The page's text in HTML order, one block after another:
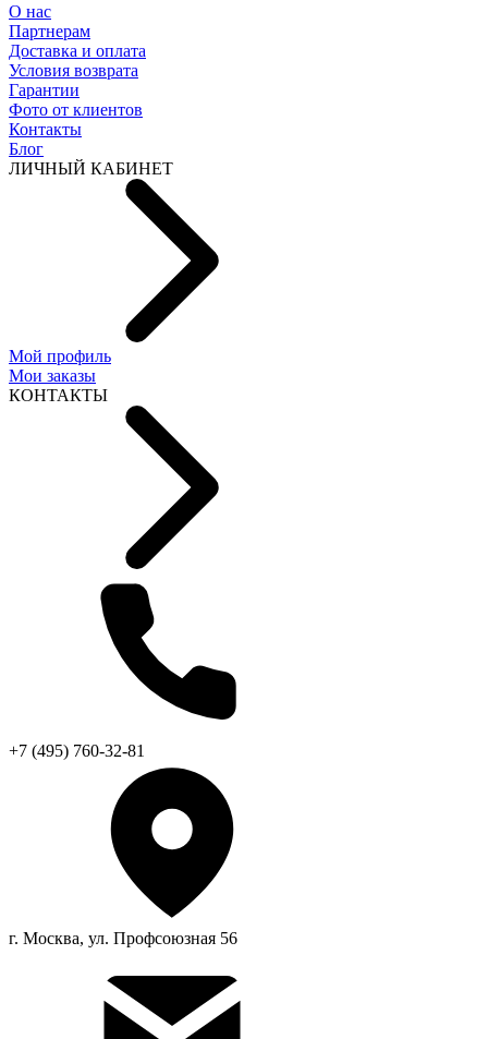
О нас
Партнерам
Доставка и оплата
Условия возврата
Гарантии
Фото от клиентов
Контакты
Блог
ЛИЧНЫЙ КАБИНЕТ
Мой профиль
Мои заказы
КОНТАКТЫ
+7 (495) 760-32-81
г. Москва, ул. Профсоюзная 56